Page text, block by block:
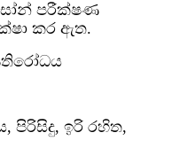
පරීක්ෂණ
කර ඇත.
පිරිසිදු, ඉරි රහිත,